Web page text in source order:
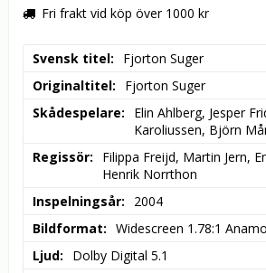
Fri frakt vid köp över 1000 kr
Svensk titel
Fjorton Suger
Originaltitel
Fjorton Suger
Skådespelare
Elin Ahlberg, Jesper
Karoliussen, Björn
Regissör
Filippa Freijd, Martin Jern,
Henrik Norrthon
Inspelningsår
2004
Bildformat
Widescreen 1.78:1
Ljud
Dolby Digital 5.1